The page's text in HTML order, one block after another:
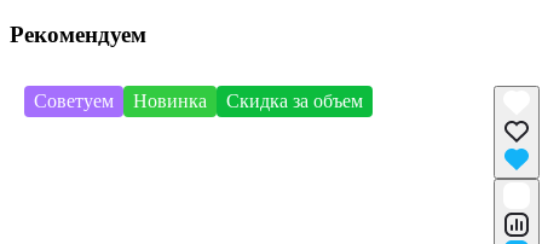
Рекомендуем
Советуем Новинка Скидка за объем